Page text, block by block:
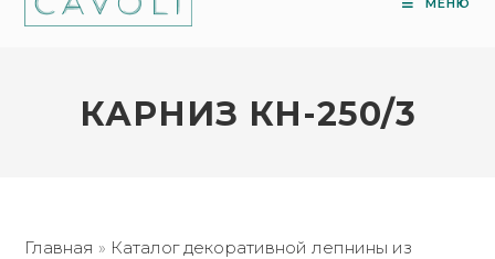
МЕНЮ
КАРНИЗ КН-250/3
Главная » Каталог декоративной лепнины из